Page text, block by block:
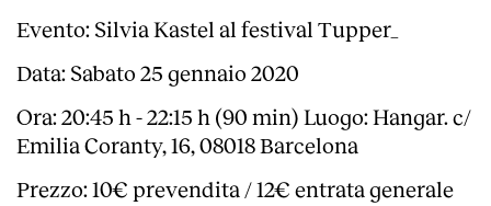
Evento: Silvia Kastel al festival Tupper_
Data: Sabato 25 gennaio 2020
Ora: 20:45 h - 22:15 h (90 min) Luogo: Hangar. c/
Emilia Coranty, 16, 08018 Barcelona
Prezzo: 10€ prevendita / 12€ entrata generale